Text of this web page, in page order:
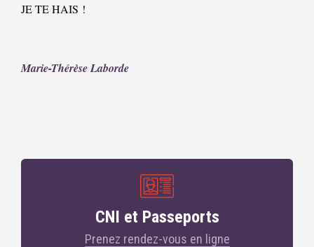
JE TE HAIS !
Marie-Thérèse Laborde
CNI et Passeports
Prenez rendez-vous en ligne